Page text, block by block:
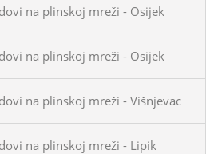
na plinskoj mreži - Osijek
na plinskoj mreži - Osijek
na plinskoj mreži - Višnjevac
na plinskoj mreži - Lipik